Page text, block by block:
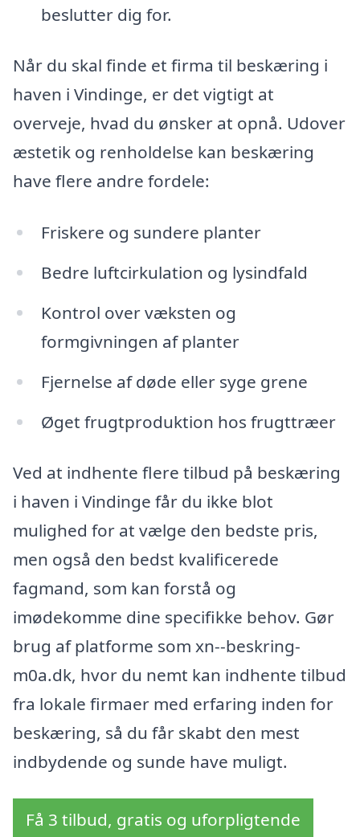
beslutter dig for.
Når du skal finde et firma til beskæring i
haven i Vindinge, er det vigtigt at
overveje, hvad du ønsker at opnå. Udover
æstetik og renholdelse kan beskæring
have flere andre fordele:
Friskere og sundere planter
Bedre luftcirkulation og lysindfald
Kontrol over væksten og
formgivningen af planter
Fjernelse af døde eller syge grene
Øget frugtproduktion hos frugttræer
Ved at indhente flere tilbud på beskæring
i haven i Vindinge får du ikke blot
mulighed for at vælge den bedste pris,
men også den bedst kvalificerede
fagmand, som kan forstå og
imødekomme dine specifikke behov. Gør
brug af platforme som xn--beskring-
m0a.dk, hvor du nemt kan indhente tilbud
fra lokale firmaer med erfaring inden for
beskæring, så du får skabt den mest
indbydende og sunde have muligt.
Få 3 tilbud, gratis og uforpligtende